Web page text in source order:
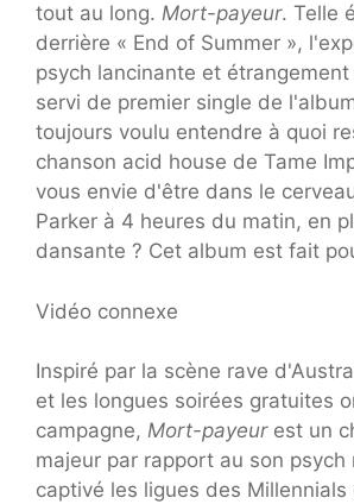
tout au long. Mort-payeur. Telle
derrière « End of Summer »,
psych lancinante et
servi de premier single de
toujours voulu entendre à quoi
chanson acid house de Tame
vous envie d'être dans le
Parker à 4 heures du matin, en
dansante ? Cet album est fait
Vidéo connexe
Inspiré par la scène rave
et les longues soirées gratuites
campagne, Mort-payeurest un
majeur par rapport au son psych
captivé les ligues des Millennials